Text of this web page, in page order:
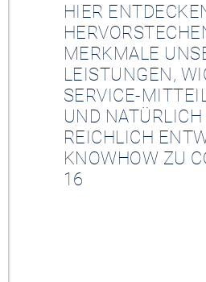
HIER
MERKMALE
LEISTUNGEN,
SERVICE-
UND NATÜRLICH
REICHLICH
KNOWHOW ZU
16